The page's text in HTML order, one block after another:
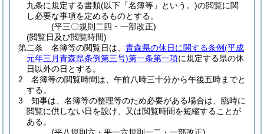
九条に規定する書類(以下「名簿等」という。)の閲覧に関
し必要な事項を定めるものとする。
(平三〇規則二四・一部改正)
(閲覧日及び閲覧時間)
第二条
名簿等の閲覧日は、 青森県の休日に関する条例(平成
元年三月青森県条例第三号)第一条第一項に規定する県の休
日以外の日とする。
2
名簿等の閲覧時間は、午前八時三十分から午後五時までと
する。
3
知事は、名簿等の整理等のため必要がある場合は、臨時に
閲覧に供しない日を設け、又は閲覧時間を短縮することが
ある。